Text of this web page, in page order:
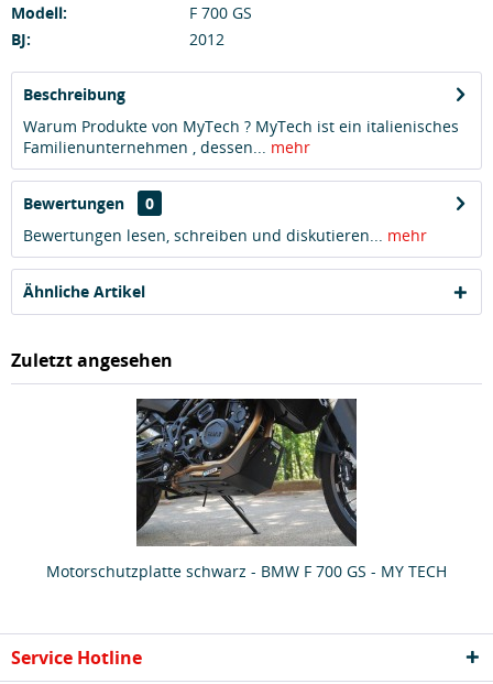
Modell:
F 700 GS
BJ:
2012
Beschreibung
Warum Produkte von MyTech ? MyTech ist ein italienisches
Familienunternehmen , dessen... mehr
Bewertungen
0
Bewertungen lesen, schreiben und diskutieren... mehr
Ähnliche Artikel
Zuletzt angesehen
Motorschutzplatte schwarz - BMW F 700 GS - MY TECH
Service Hotline